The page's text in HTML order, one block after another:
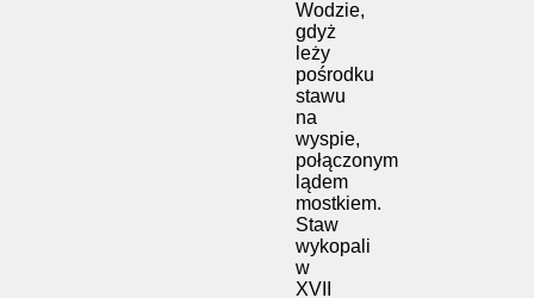
Wodzie,
gdyż
leży
pośrodku
stawu
na
wyspie,
połączonym
lądem
mostkiem.
Staw
wykopali
w
XVII